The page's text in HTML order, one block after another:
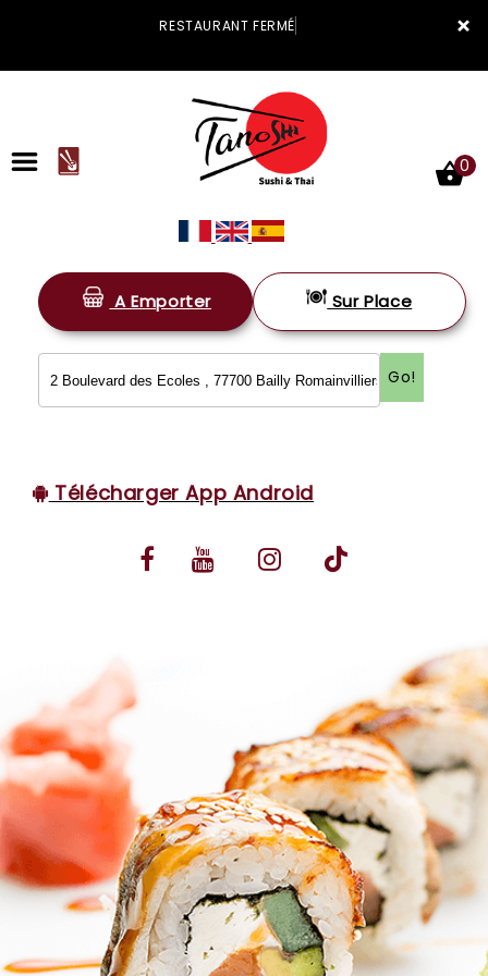
×
RESTAURANT FERMÉ
ACCUEIL
LA CARTE
VOS AVIS
MENTIONS LÉGALES
0
A Emporter Sur Place
Go!
Télécharger App Android